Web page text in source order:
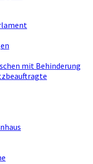
mit Behinderung